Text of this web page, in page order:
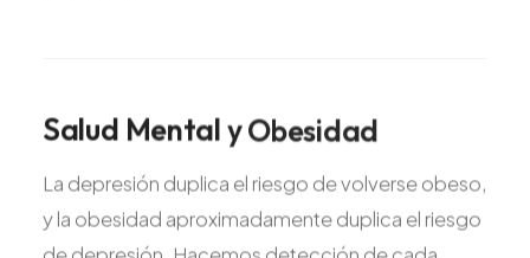
Salud MentalyObesidad
La depresión duplica el riesgo de volverse obeso,
y la obesidad aproximadamente duplica el riesgo
de depresión. Hacemos detección de cada